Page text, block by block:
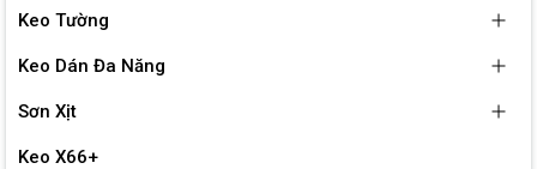
Keo Tường
Keo Dán Đa Năng
Sơn Xịt
Keo X66+